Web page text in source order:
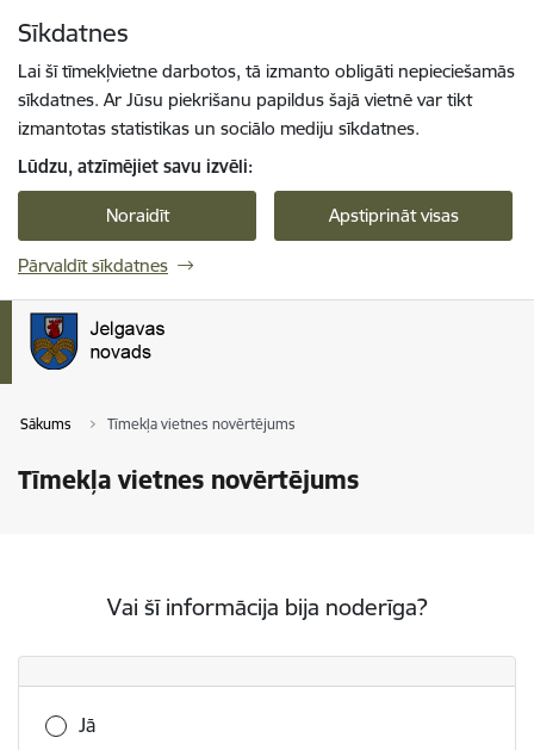
Sīkdatnes
Lai šī tīmekļvietne darbotos, tā izmanto obligāti nepieciešamās
sīkdatnes. Ar Jūsu piekrišanu papildus šajā vietnē var tikt
izmantotas statistikas un sociālo mediju sīkdatnes.
Lūdzu, atzīmējiet savu izvēli:
Noraidīt Apstiprināt visas
Pārvaldīt sīkdatnes
Sākums Tīmekļa vietnes novērtējums
Tīmekļa vietnes novērtējums
Vai šī informācija bija noderīga?
Vai šī informācija bija noderīga?
Jā